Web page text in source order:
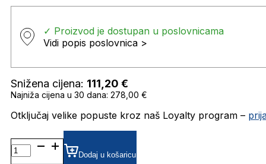
✓ Proizvod je dostupan u poslovnicama
Vidi popis poslovnica >
Snižena cijena: 111,20 €
Najniža cijena u 30 dana: 278,00 €
Otključaj velike popuste kroz naš Loyalty program –
MARC698/S
GRADIJENT SUNČANE
Dodaj u košaricu